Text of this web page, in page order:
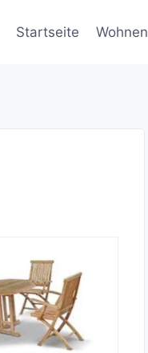
Startseite Wohnen